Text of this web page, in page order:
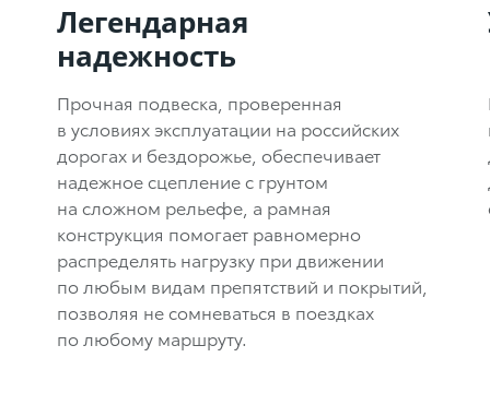
Легендарная
надежность
Прочная подвеска, проверенная
в условиях эксплуатации на российских
дорогах и бездорожье, обеспечивает
надежное сцепление с грунтом
на сложном рельефе, а рамная
конструкция помогает равномерно
распределять нагрузку при движении
по любым видам препятствий и покрытий,
позволяя не сомневаться в поездках
по любому маршруту.